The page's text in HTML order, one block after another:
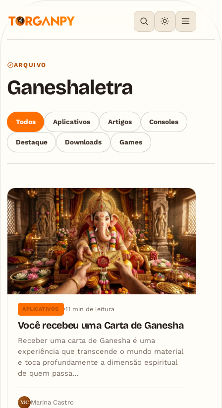
ARQUIVO
Ganeshaletra
Todos Aplicativos Artigos Consoles
Destaque Downloads Games
Articles
APLICATIVOS 11 min de leitura
Você recebeu uma Carta de Ganesha
Receber uma carta de Ganesha é uma
experiência que transcende o mundo material
e toca profundamente a dimensão espiritual
de quem passa…
MC Marina Castro